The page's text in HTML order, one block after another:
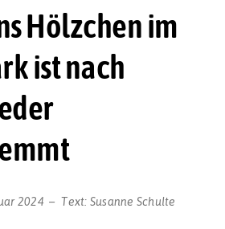
Hölzchen im
ist nach
2024 Text: Susanne Schulte